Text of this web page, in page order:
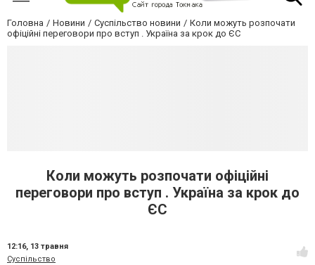
Головна Новини Суспільство новини
Коли можуть розпочати
офіційні переговори про вступ . Україна за крок до ЄС
Коли можуть розпочати офіційні
переговори про вступ . Україна за крок до
ЄС
12:16, 13 травня
Суспільство